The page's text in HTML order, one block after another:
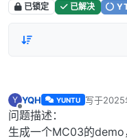
已锁定 已解决
Y
离线
YQH YUNTU 写于2025
最后由 编
问题描述：
生成一个MC03的